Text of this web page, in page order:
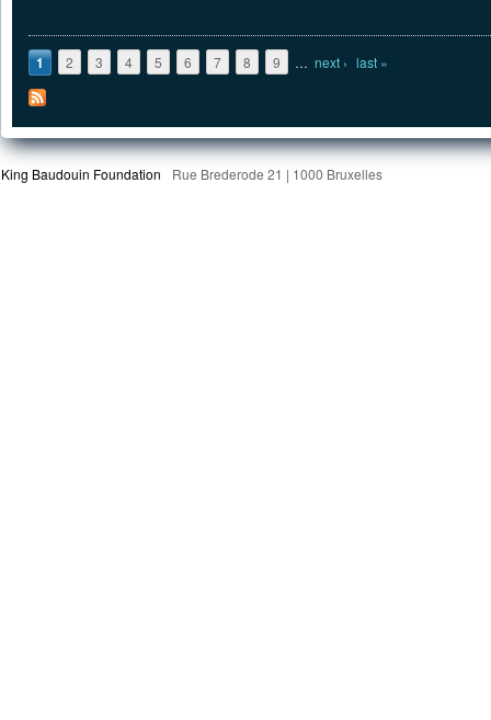
Pages
1 2 3 4 5 6 7 8 9 … next › last »
King Baudouin Foundation Rue Brederode 21 | 1000 Bruxelles